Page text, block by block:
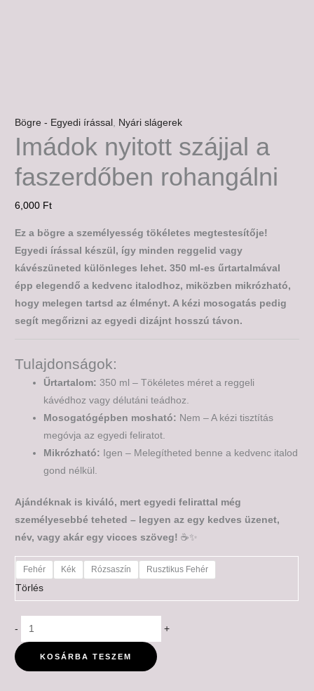
Bögre - Egyedi írással Nyári slágerek
Imádok nyitott szájjal a
faszerdőben rohangálni
6,000 Ft
Ez a bögre a személyesség tökéletes megtestesítője!
Egyedi írással készül, így minden reggelid vagy
kávészüneted különleges lehet. 350 ml-es űrtartalmával
épp elegendő a kedvenc italodhoz, miközben mikrózható,
hogy melegen tartsd az élményt. A kézi mosogatás pedig
segít megőrizni az egyedi dizájnt hosszú távon.
Tulajdonságok:
Űrtartalom: 350 ml – Tökéletes méret a reggeli
kávédhoz vagy délutáni teádhoz.
Mosogatógépben mosható: Nem – A kézi tisztítás
megóvja az egyedi feliratot.
Mikrózható: Igen – Melegítheted benne a kedvenc italod
gond nélkül.
Ajándéknak is kiváló, mert egyedi felirattal még
személyesebbé teheted – legyen az egy kedves üzenet,
név, vagy akár egy vicces szöveg! ☕✨
Fehér Kék Rózsaszín Rusztikus Fehér
Törlés
- +
KOSÁRBA TESZEM